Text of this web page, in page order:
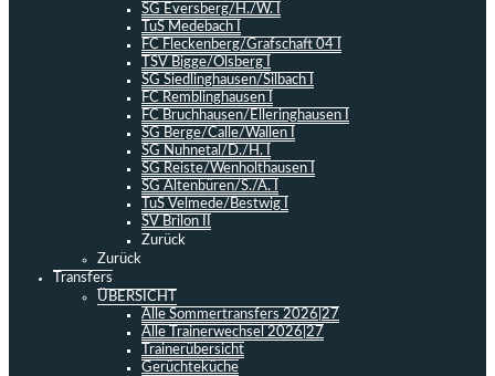
SG Eversberg/H./W. I
TuS Medebach I
FC Fleckenberg/Grafschaft 04 I
TSV Bigge/Olsberg I
SG Siedlinghausen/Silbach I
FC Remblinghausen I
FC Bruchhausen/Elleringhausen I
SG Berge/Calle/Wallen I
SG Nuhnetal/D./H. I
SG Reiste/Wenholthausen I
SG Altenbüren/S./A. I
TuS Velmede/Bestwig I
SV Brilon II
Zurück
Zurück
Transfers
ÜBERSICHT
Alle Sommertransfers 2026|27
Alle Trainerwechsel 2026|27
Trainerübersicht
Gerüchteküche